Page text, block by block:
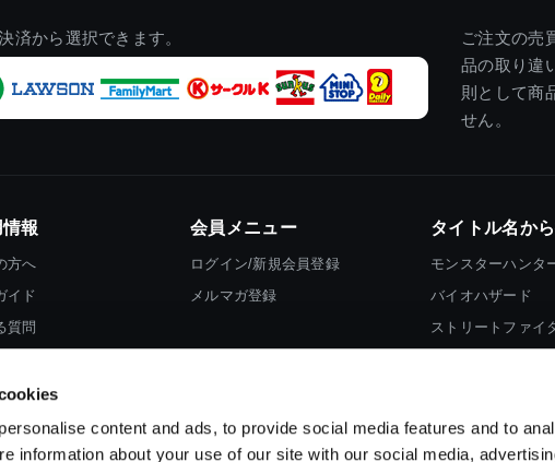
content and ads, to provide social media features and to
information about your use of our site with our social media,
済から選択できます。
ご注文の売
品の取り違
則として商
せん。
報
方へ
イド
質問
会員メニュー
ログイン/新規会員登録
メルマガ登録
タイトル名か
モンスターハンタ
バイオハザード
ストリートファイ